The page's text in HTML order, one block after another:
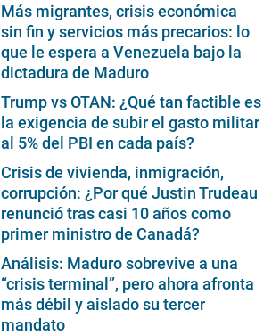
Más migrantes, crisis económica
sin fin y servicios más precarios: lo
que le espera a Venezuela bajo la
dictadura de Maduro
Trump vs OTAN: ¿Qué tan factible es
la exigencia de subir el gasto militar
al 5% del PBI en cada país?
Crisis de vivienda, inmigración,
corrupción: ¿Por qué Justin Trudeau
renunció tras casi 10 años como
primer ministro de Canadá?
Análisis: Maduro sobrevive a una
“crisis terminal”, pero ahora afronta
más débil y aislado su tercer
mandato